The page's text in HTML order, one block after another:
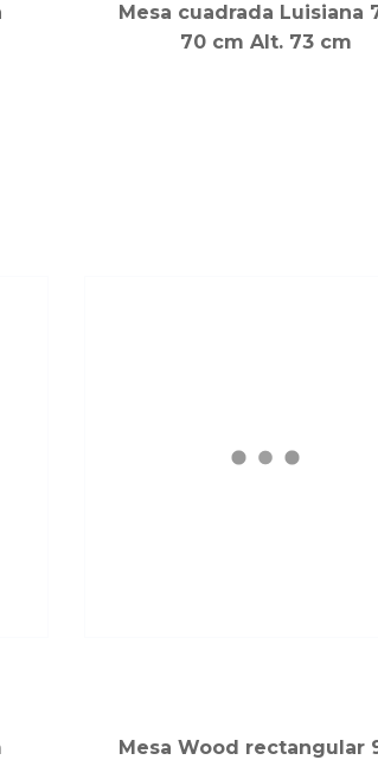
Mesa cuadrada Luisiana
70 cm Alt. 73 cm
Mesa Wood rectangular